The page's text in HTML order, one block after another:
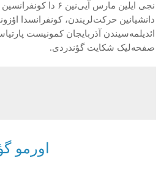
نجی
ایلین مارس آیینین ۶ دا کونفرانسین
دانشیانین حرکتلریندن، کونفرانسدا
ائدیلمهسیندن آذربایجان کمونیست
صفحهلیک شکایت گؤندردی.
اورمو